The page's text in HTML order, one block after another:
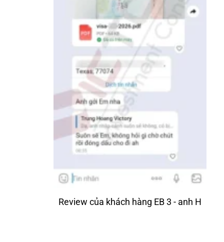
Review của khách hàng EB 3 - anh H